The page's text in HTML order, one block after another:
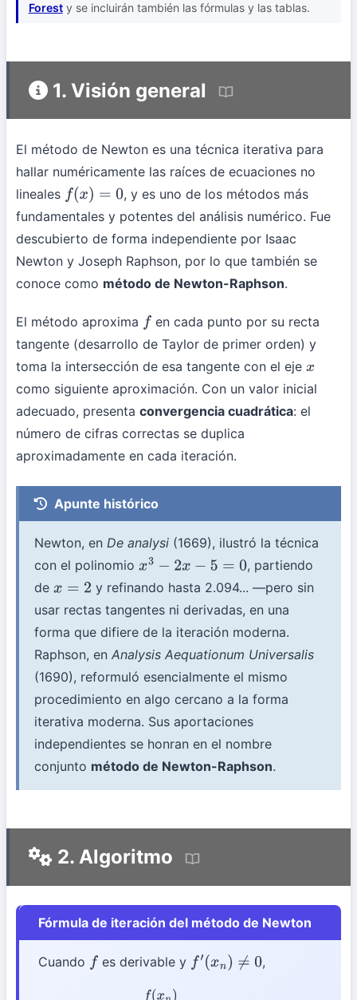
Foresty se incluirán también las fórmulas y las tablas.
1. Visión general
El método de Newton es una técnica iterativa para
hallar numéricamente las raíces de ecuaciones no
lineales f(x)= 0
, y es uno de los métodos más
fundamentales y potentes del análisis numérico. Fue
descubierto de forma independiente por Isaac
Newton y Joseph Raphson, por lo que también se
conoce como método de Newton-Raphson.
El método aproxima f en cada punto por su recta
tangente (desarrollo de Taylor de primer orden) y
toma la intersección de esa tangente con el eje x
como siguiente aproximación. Con un valor inicial
adecuado, presenta convergencia cuadrática: el
número de cifras correctas se duplica
aproximadamente en cada iteración.
Apunte histórico
Newton, enDe analysi (1669), ilustró la técnica
con el polinomiox3 −2 x−5 =0
, partiendo
dex=2
y refinando hasta 2.094... —pero sin
usar rectas tangentes ni derivadas, en una
forma que difiere de la iteración moderna.
Raphson, enAnalysis Aequationum Universalis
(1690), reformuló esencialmente el mismo
procedimiento en algo cercano a la forma
iterativa moderna. Sus aportaciones
independientes se honran en el nombre
conjunto método de Newton-Raphson.
2. Algoritmo
Fórmula de iteración del método de Newton
Cuando f es derivable y f′( xn)≠0 ,